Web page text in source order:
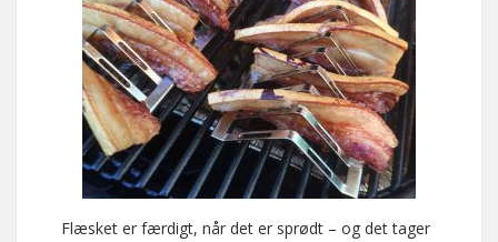
Flæsket er færdigt, når det er sprødt – og det tager